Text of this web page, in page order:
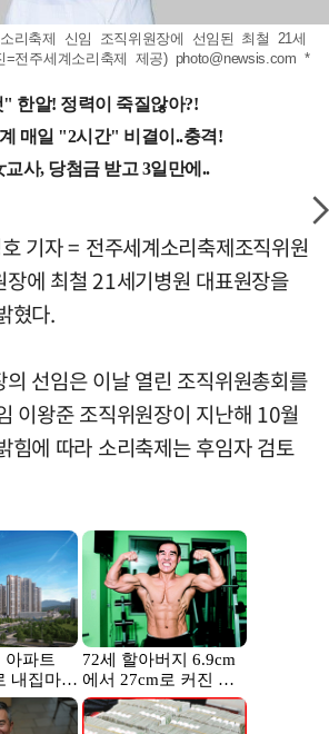
리축제 신임 조직위원장에 선임된 최철 21세
전주세계소리축제 제공) photo@newsis.com *
기자 = 전주세계소리축제조직위원
장에 최철 21세기병원 대표원장을
혔다.
선임은 이날 열린 조직위원총회를
이왕준 조직위원장이 지난해 10월
힘에 따라 소리축제는 후임자 검토